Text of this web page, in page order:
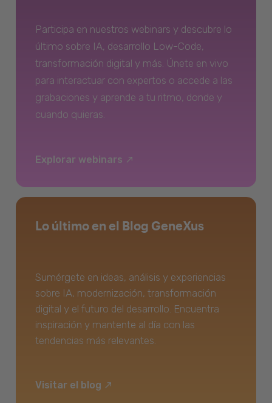
Participa en nuestros webinars y descubre lo
último sobre IA, desarrollo Low-Code,
transformación digital y más. Únete en vivo
para interactuar con expertos o accede a las
grabaciones y aprende a tu ritmo, donde y
cuando quieras.
Explorar webinars
Lo último en el Blog GeneXus
Sumérgete en ideas, análisis y experiencias
sobre IA, modernización, transformación
digital y el futuro del desarrollo. Encuentra
inspiración y mantente al día con las
tendencias más relevantes.
Visitar el blog